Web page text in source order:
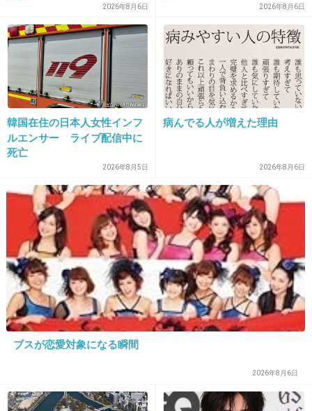
28. 匿名2012/11/21(水) 14:57:03
Facebookとかで、自撮りのひとり写メ載せて
るやつwwなに狙い？わざとらしいアヒル口き
もいよww
+55
29. 匿名2012/11/21(水) 15:19:16
旦那には私が怖い女と思われているみたい。
テレビのリモコンを、普段絶対に置かない場所に置いておいたりすると
「謀ったなキシリアァ」と良く言われるｗｗ
+3 -23
30. 匿名2012/11/21(水) 16:38:03
小学校の頃に好きな人の住所知りたくて後をつ
オートロックマンションを他の住人と一緒に通
過して、その子の家の前まで行って満足した。
2026年8月6日 2026年8月6日
韓国在住の日本人女性インフ
ルエンサー ライブ配信中に
死亡
2026年8月5日
病んでる人が増えた理由
2026年8月6日
ブスが恋愛対象になる瞬間
2026年8月6日